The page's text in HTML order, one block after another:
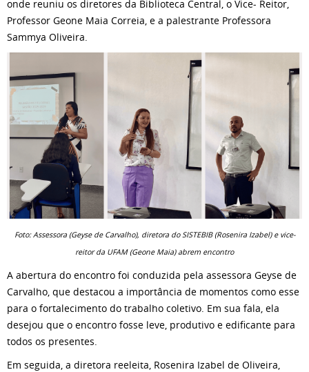
onde reuniu os diretores da Biblioteca Central, o Vice- Reitor,
Professor Geone Maia Correia, e a palestrante Professora
Sammya Oliveira.
Foto: Assessora (Geyse de Carvalho), diretora do SISTEBIB (Rosenira Izabel) e vice-
reitor da UFAM (Geone Maia) abrem encontro
A abertura do encontro foi conduzida pela assessora Geyse de
Carvalho, que destacou a importância de momentos como esse
para o fortalecimento do trabalho coletivo. Em sua fala, ela
desejou que o encontro fosse leve, produtivo e edificante para
todos os presentes.
Em seguida, a diretora reeleita, Rosenira Izabel de Oliveira,